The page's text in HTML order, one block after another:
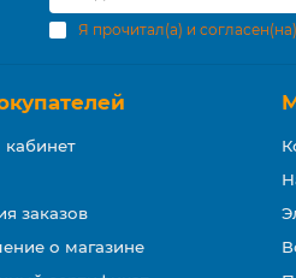
Я прочитал(а) и
заказов
о магазине